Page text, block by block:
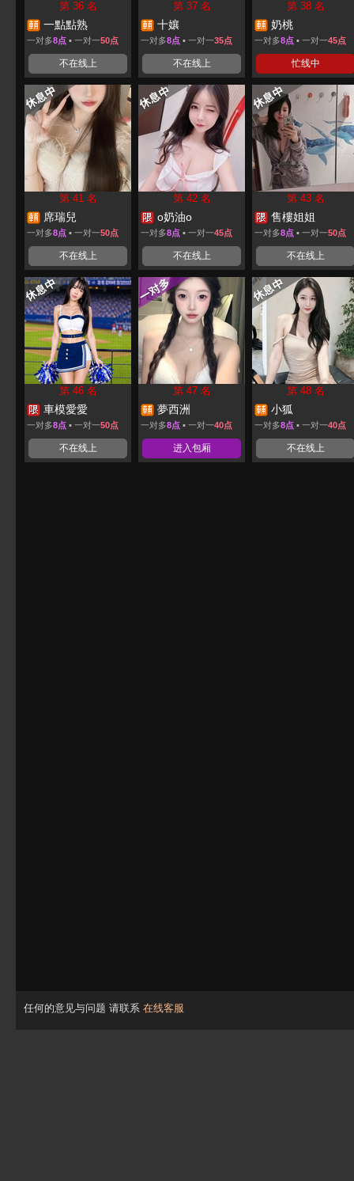
第 36 名
一點點熟
一对多8点 ▪ 一对一50点
不在线上
第 37 名
十孃
一对多8点 ▪ 一对一35点
不在线上
第 38 名
奶桃
一对多8点 ▪ 一对一45点
忙线中
第 41 名
席瑞兒
一对多8点 ▪ 一对一50点
不在线上
第 42 名
o奶油o
一对多8点 ▪ 一对一45点
不在线上
第 43 名
售樓姐姐
一对多8点 ▪ 一对一50点
不在线上
第 46 名
車模愛愛
一对多8点 ▪ 一对一50点
不在线上
第 47 名
夢西洲
一对多8点 ▪ 一对一40点
进入包厢
第 48 名
小狐
一对多8点 ▪ 一对一40点
不在线上
任何的意见与问题 请联系 在线客服